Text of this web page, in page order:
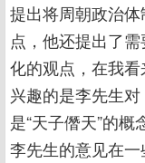
提出将周朝政治体
点，他还提出了
化的观点，在我
兴趣的是李先生
是“天子僭天”的
李先生的意见在